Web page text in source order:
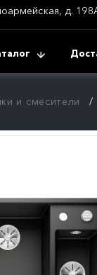
д.
и смесители